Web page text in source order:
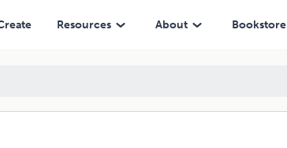
Resources About Bookstore